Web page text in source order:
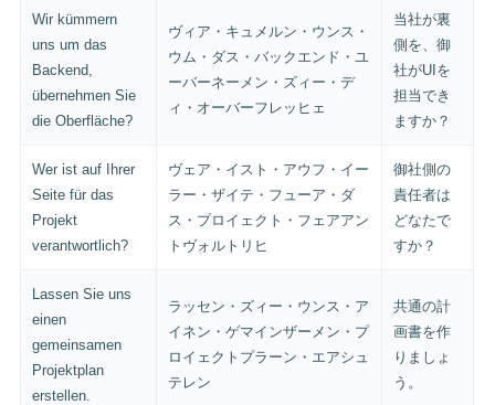
Wir kümmern
uns um das
Backend,
übernehmen Sie
die Oberfläche?
ヴィア・キュメルン・ウンス・
ウム・ダス・バックエンド・ユ
ーバーネーメン・ズィー・デ
ィ・オーバーフレッヒェ
当社が裏
側を、御
社がUIを
担当でき
ますか？
Wer ist auf Ihrer
Seite für das
Projekt
verantwortlich?
ヴェア・イスト・アウフ・イー
ラー・ザイテ・フューア・ダ
ス・プロイェクト・フェアアン
トヴォルトリヒ
御社側の
責任者は
どなたで
すか？
Lassen Sie uns
einen
gemeinsamen
Projektplan
erstellen.
ラッセン・ズィー・ウンス・ア
イネン・ゲマインザーメン・プ
ロイェクトプラーン・エアシュ
テレン
共通の計
画書を作
りましょ
う。